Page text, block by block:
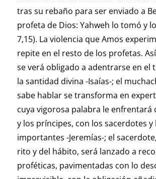
tras su rebaño para ser enviado a
profeta de Dios: Yahweh lo tomó y
7,15). La violencia que Amos
repite en el resto de los profetas.
se verá obligado a adentrarse en el
la santidad divina -Isaías-; el
sabe hablar se transforma en
cuya vigorosa palabra le enfrentará
y los príncipes, con los sacerdotes y
importantes -Jeremías-; el
rito y del hábito, será lanzado a
proféticas, pavimentadas con lo